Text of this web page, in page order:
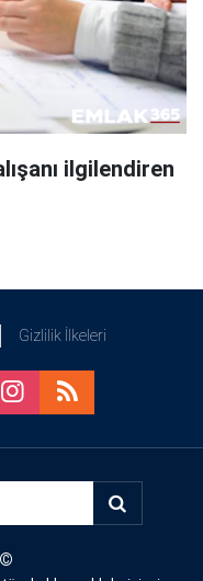
ilgilendiren
Gizlilik İlkeleri
©